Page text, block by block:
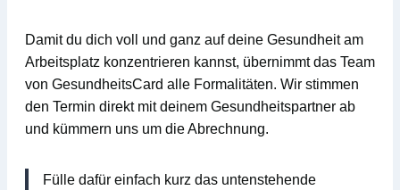
Damit du dich voll und ganz auf deine Gesundheit am
Arbeitsplatz konzentrieren kannst, übernimmt das Team
von GesundheitsCard alle Formalitäten. Wir stimmen
den Termin direkt mit deinem Gesundheitspartner ab
und kümmern uns um die Abrechnung.
Fülle dafür einfach kurz das untenstehende